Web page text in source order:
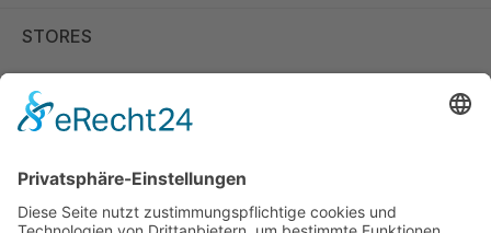
STORES
Store Viernheim
Store Berlin
Handelspartner Köln
SICHERE BEZAHLUNG